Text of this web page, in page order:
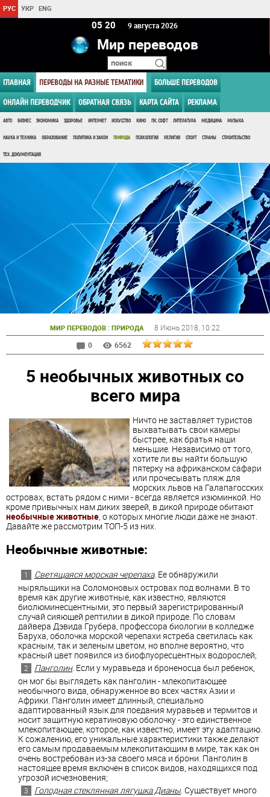
РУС УКР ENG
05 20 9 августа 2026
Мир переводов
ГЛАВНАЯ ПЕРЕВОДЫ НА РАЗНЫЕ ТЕМАТИКИ БОЛЬШЕ ПЕРЕВОДОВ
ОНЛАЙН ПЕРЕВОДЧИК ОБРАТНАЯ СВЯЗЬ КАРТА САЙТА РЕКЛАМА
АВТО БИЗНЕС ЭКОНОМИКА ЗДОРОВЬЕ ИНТЕРНЕТ ИСКУССТВО КИНО ПК, СОФТ ЛИТЕРАТУРА МЕДИЦИНА МУЗЫКА
НАУКА И ТЕХНИКА ОБРАЗОВАНИЕ ПОЛИТИКА И ЗАКОН ПРИРОДА ПСИХОЛОГИЯ РЕЛИГИЯ СПОРТ СТРАНЫ СТРОИТЕЛЬСТВО
ТЕХ. ДОКУМЕНТАЦИЯ
МИР ПЕРЕВОДОВ : ПРИРОДА 8 Июнь 2018 , 10:22
0
6562
5 необычных животных со
всего мира
Ничто не заставляет туристов
выхватывать свои камеры
быстрее, как братья наши
меньшие. Независимо от того,
хотите ли вы найти большую
пятерку на африканском сафари
или прочесывать пляж для
морских львов на Галапагосских
островах, встать рядом с ними - всегда является изюминкой. Но
кроме привычных нам диких зверей, в дикой природе обитают
необычные животные, о которых многие люди даже не знают.
Давайте же рассмотрим ТОП-5 из них.
Необычные животные:
Светящаяся морская черепаха. Ее обнаружили
ныряльщики на Соломоновых островах под волнами. В то
время как другие животные, как известно, являются
биолюминесцентными, это первый зарегистрированный
случай сияющей рептилии в дикой природе. По словам
дайвера Дэвида Грубера, профессора биологии в колледже
Баруха, оболочка морской черепахи ястреба светилась как
красным, так и зеленым цветом, но вполне вероятно, что
красный цвет появился из биофлуоресцентных водорослей;
Панголин. Если у муравьеда и броненосца был ребенок,
он мог бы выглядеть как панголин - млекопитающее
необычного вида, обнаруженное во всех частях Азии и
Африки. Панголин имеет длинный, специально
адаптированный язык для поедания муравьев и термитов и
носит защитную кератиновую оболочку - это единственное
млекопитающее, которое, как известно, имеет эту адаптацию.
К сожалению, его уникальные характеристики также делают
его самым продаваемым млекопитающим в мире, так как он
очень востребован из-за своего мяса и брони. Панголин в
настоящее время включен в список видов, находящихся под
угрозой исчезновения;
Голодная стеклянная лягушка Дианы. Существует много